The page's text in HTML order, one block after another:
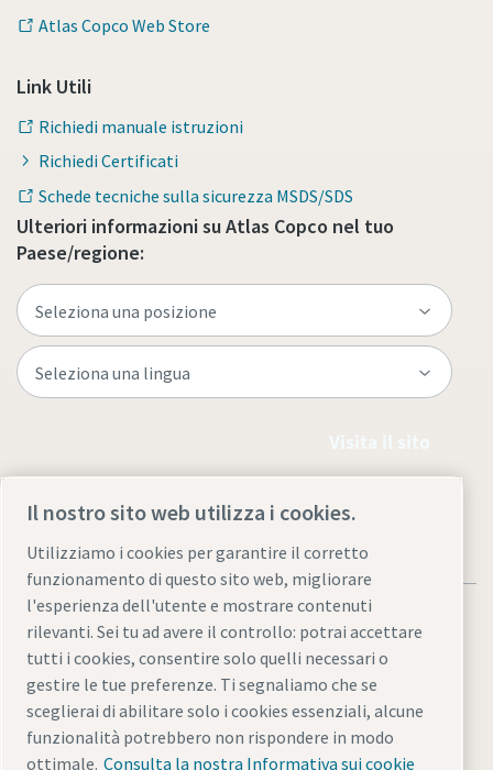
Atlas Copco Web Store
Link Utili
Richiedi manuale istruzioni
Richiedi Certificati
Schede tecniche sulla sicurezza MSDS/SDS
Ulteriori informazioni su Atlas Copco nel tuo
Paese/regione:
Informativa sulla privacy e note legali
Gestione preferenze cookiesAccessibilitàMappa del sito
Il nostro sito web utilizza i cookies.
Utilizziamo i cookies per garantire il corretto
funzionamento di questo sito web, migliorare
l'esperienza dell'utente e mostrare contenuti
rilevanti. Sei tu ad avere il controllo: potrai accettare
tutti i cookies, consentire solo quelli necessari o
gestire le tue preferenze. Ti segnaliamo che se
sceglierai di abilitare solo i cookies essenziali, alcune
funzionalità potrebbero non rispondere in modo
ottimale. Consulta la nostra Informativa sui cookie